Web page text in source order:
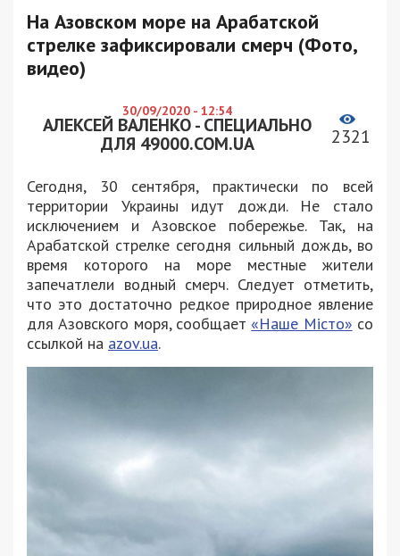
На Азовском море на Арабатской
стрелке зафиксировали смерч (Фото,
видео)
30/09/2020 - 12:54
АЛЕКСЕЙ ВАЛЕНКО - СПЕЦИАЛЬНО
ДЛЯ 49000.COM.UA
2321
Сегодня, 30 сентября, практически по всей
территории Украины идут дожди. Не стало
исключением и Азовское побережье. Так, на
Арабатской стрелке сегодня сильный дождь, во
время которого на море местные жители
запечатлели водный смерч. Следует отметить,
что это достаточно редкое природное явление
для Азовского моря, сообщает«Наше Місто» со
ссылкой на azov.ua.